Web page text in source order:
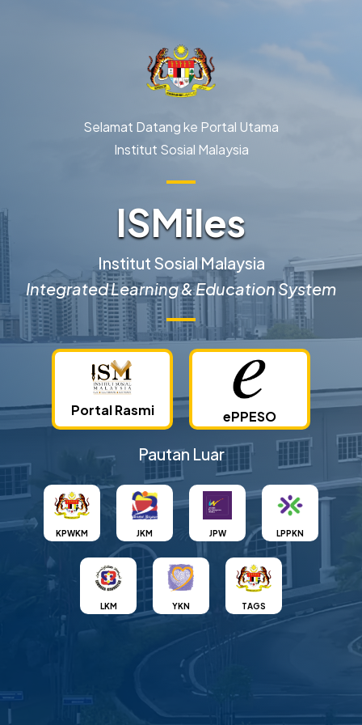
Selamat Datang ke Portal Utama
Institut Sosial Malaysia
ISMiles
Institut Sosial Malaysia
Integrated Learning & Education System
Portal Rasmi ePPESO
Pautan Luar
KPWKM JKM JPW LPPKN
LKM YKN TAGS